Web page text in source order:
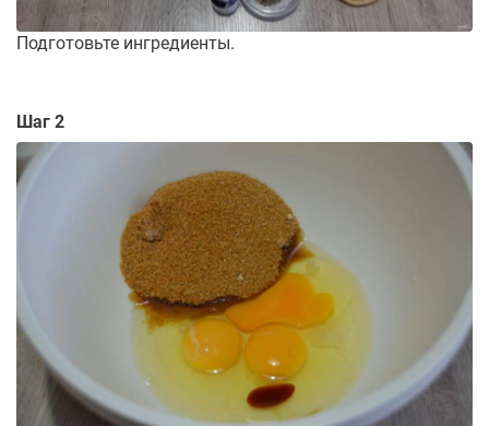
Подготовьте ингредиенты.
Шаг 2